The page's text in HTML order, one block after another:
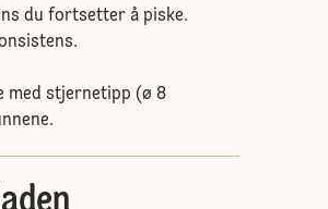
du fortsetter å piske.
med stjernetipp (ø 8